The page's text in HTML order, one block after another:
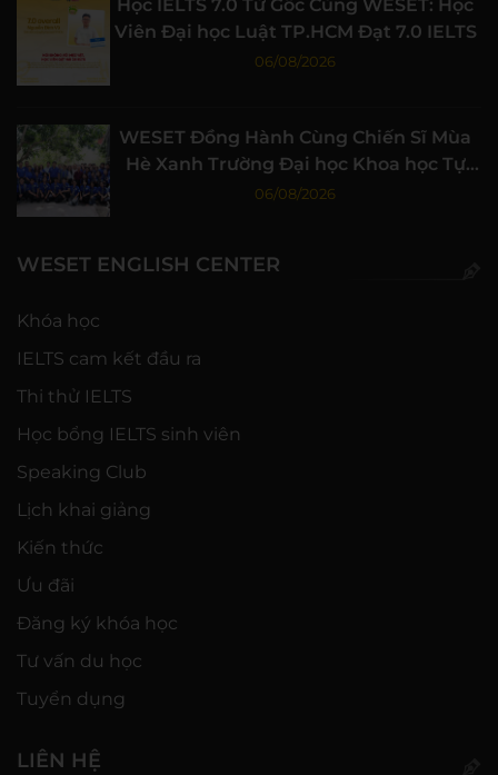
Học IELTS 7.0 Từ Gốc Cùng WESET: Học
Viên Đại học Luật TP.HCM Đạt 7.0 IELTS
06/08/2026
WESET Đồng Hành Cùng Chiến Sĩ Mùa
Hè Xanh Trường Đại học Khoa học Tự
nhiên, ĐHQG-HCM
06/08/2026
WESET ENGLISH CENTER
Khóa học
IELTS cam kết đầu ra
Thi thử IELTS
Học bổng IELTS sinh viên
Speaking Club
Lịch khai giảng
Kiến thức
Ưu đãi
Đăng ký khóa học
Tư vấn du học
Tuyển dụng
LIÊN HỆ